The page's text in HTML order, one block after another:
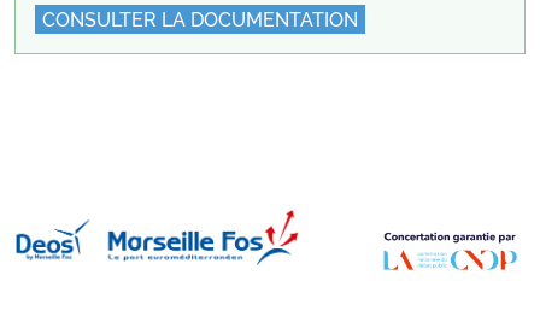
CONSULTER LA DOCUMENTATION